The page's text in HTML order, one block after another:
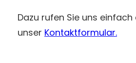
Dazu rufen Sie uns
unser Kontaktformular.